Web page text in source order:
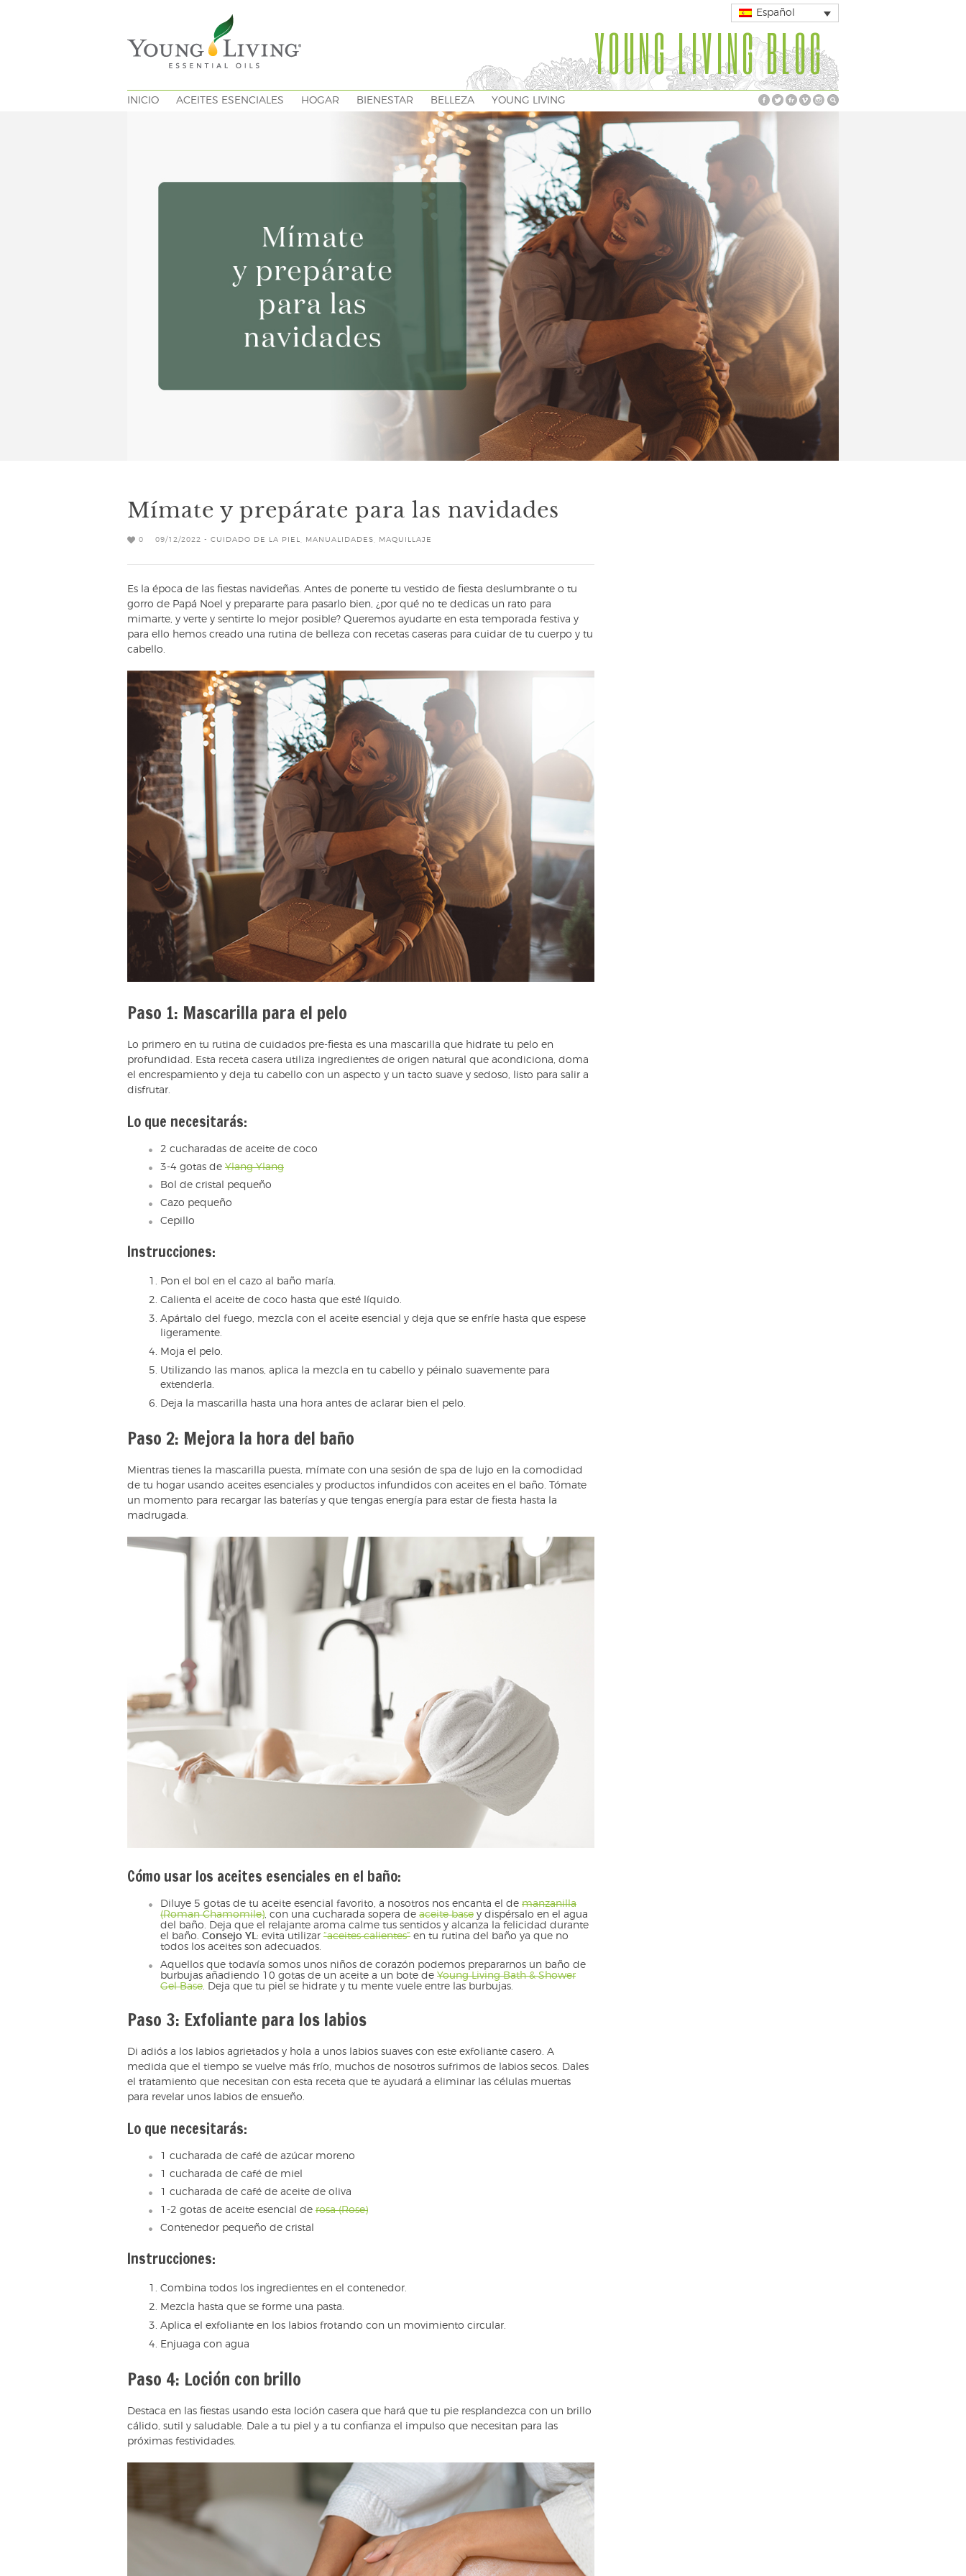
Español
YOUNG LIVING BLOG
INICIO ACEITES ESENCIALES HOGAR BIENESTAR BELLEZA YOUNG LIVING
Mímate y prepárate para las navidades
0 09/12/2022 - CUIDADO DE LA PIEL MANUALIDADES MAQUILLAJE
Es la época de las fiestas navideñas. Antes de ponerte tu vestido de fiesta deslumbrante o tu
gorro de Papá Noel y prepararte para pasarlo bien, ¿por qué no te dedicas un rato para
mimarte, y verte y sentirte lo mejor posible? Queremos ayudarte en esta temporada festiva y
para ello hemos creado una rutina de belleza con recetas caseras para cuidar de tu cuerpo y tu
cabello.
Paso 1: Mascarilla para el pelo
Lo primero en tu rutina de cuidados pre-fiesta es una mascarilla que hidrate tu pelo en
profundidad. Esta receta casera utiliza ingredientes de origen natural que acondiciona, doma
el encrespamiento y deja tu cabello con un aspecto y un tacto suave y sedoso, listo para salir a
disfrutar.
Lo que necesitarás:
2 cucharadas de aceite de coco
3-4 gotas de Ylang Ylang
Bol de cristal pequeño
Cazo pequeño
Cepillo
Instrucciones:
Pon el bol en el cazo al baño maría.
Calienta el aceite de coco hasta que esté líquido.
Apártalo del fuego, mezcla con el aceite esencial y deja que se enfríe hasta que espese
ligeramente.
Moja el pelo.
Utilizando las manos, aplica la mezcla en tu cabello y péinalo suavemente para
extenderla.
Deja la mascarilla hasta una hora antes de aclarar bien el pelo.
Paso 2: Mejora la hora del baño
Mientras tienes la mascarilla puesta, mímate con una sesión de spa de lujo en la comodidad
de tu hogar usando aceites esenciales y productos infundidos con aceites en el baño. Tómate
un momento para recargar las baterías y que tengas energía para estar de fiesta hasta la
madrugada.
Cómo usar los aceites esenciales en el baño:
Diluye 5 gotas de tu aceite esencial favorito, a nosotros nos encanta el de manzanilla
(Roman Chamomile) , con una cucharada sopera de aceite base y dispérsalo en el agua
del baño. Deja que el relajante aroma calme tus sentidos y alcanza la felicidad durante
el baño. Consejo YL : evita utilizar “aceites calientes” en tu rutina del baño ya que no
todos los aceites son adecuados.
Aquellos que todavía somos unos niños de corazón podemos prepararnos un baño de
burbujas añadiendo 10 gotas de un aceite a un bote de Young Living Bath & Shower
Gel Base . Deja que tu piel se hidrate y tu mente vuele entre las burbujas.
Paso 3: Exfoliante para los labios
Di adiós a los labios agrietados y hola a unos labios suaves con este exfoliante casero. A
medida que el tiempo se vuelve más frío, muchos de nosotros sufrimos de labios secos. Dales
el tratamiento que necesitan con esta receta que te ayudará a eliminar las células muertas
para revelar unos labios de ensueño.
Lo que necesitarás:
1 cucharada de café de azúcar moreno
1 cucharada de café de miel
1 cucharada de café de aceite de oliva
1-2 gotas de aceite esencial de rosa (Rose)
Contenedor pequeño de cristal
Instrucciones:
Combina todos los ingredientes en el contenedor.
Mezcla hasta que se forme una pasta.
Aplica el exfoliante en los labios frotando con un movimiento circular.
Enjuaga con agua
Paso 4: Loción con brillo
Destaca en las fiestas usando esta loción casera que hará que tu pie resplandezca con un brillo
cálido, sutil y saludable. Dale a tu piel y a tu confianza el impulso que necesitan para las
próximas festividades.